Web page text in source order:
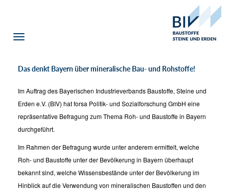
Toggle
Das denkt Bayern über mineralische Bau- und Rohstoffe!
Im Auftrag des Bayerischen Industrieverbands Baustoffe, Steine und
Erden e.V. (BIV) hat forsa Politik- und Sozialforschung GmbH eine
repräsentative Befragung zum Thema Roh- und Baustoffe in Bayern
durchgeführt.
Im Rahmen der Befragung wurde unter anderem ermittelt, welche
Roh- und Baustoffe unter der Bevölkerung in Bayern überhaupt
bekannt sind, welche Wissensbestände unter der Bevölkerung im
Hinblick auf die Verwendung von mineralischen Baustoffen und den